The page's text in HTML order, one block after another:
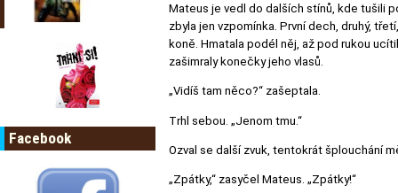
Facebook
Mateus je vedl do dalších stínů, kde tušili
zbyla jen vzpomínka. První dech, druhý,
koně. Hmatala podél něj, až pod rukou
zašimraly konečky jeho vlasů.
„Vidíš tam něco?“ zašeptala.
Trhl sebou. „Jenom tmu.“
Ozval se další zvuk, tentokrát šplouchání
„Zpátky,“ zasyčel Mateus. „Zpátky!“